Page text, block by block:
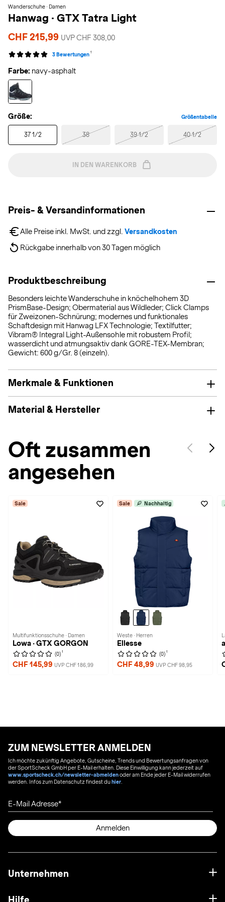
Wanderschuhe · Damen
Hanwag · GTX Tatra Light
CHF 215,99 UVP CHF 308,00
3 Bewertungen 1
Farbe: navy-asphalt
Größe: Größentabelle
37 1/2 38 39 1/2 40 1/2
IN DEN WARENKORB
Preis- & Versandinformationen
Alle Preise inkl. MwSt. und zzgl. Versandkosten
Rückgabe innerhalb von 30 Tagen möglich
Produktbeschreibung
Besonders leichte Wanderschuhe in knöchelhohem 3D
PrismBase-Design; Obermaterial aus Wildleder; Click Clamps
für Zweizonen-Schnürung; modernes und funktionales
Schaftdesign mit Hanwag LFX Technologie; Textilfutter;
Vibram® Integral Light-Außensohle mit robustem Profil;
wasserdicht und atmungsaktiv dank GORE-TEX-Membran;
Gewicht: 600 g/Gr. 8 (einzeln).
Merkmale & Funktionen
Material & Hersteller
Oft zusammen
angesehen
Sale
Multifunktionsschuhe · Damen
Lowa · GTX GORGON
(0) 1
CHF 145,99 UVP CHF 186,99
Sale Nachhaltig
Weste · Herren
Ellesse
(0) 1
CHF 48,99 UVP CHF 98,95
ZUM NEWSLETTER ANMELDEN
Ich möchte zukünftig Angebote, Gutscheine, Trends und Bewertungsanfragen von
der SportScheck GmbH per E-Mail erhalten. Diese Einwilligung kann jederzeit auf
www.sportscheck.ch/newsletter-abmeldenoder am Ende jeder E-Mail widerrufen
werden. Infos zum Datenschutz findest duhier
E-Mail Adresse
Anmelden
Unternehmen
Hilfe